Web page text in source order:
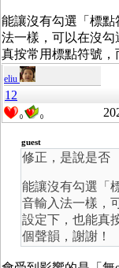
能讓沒有勾選「標
法一樣，可以在沒
真按常用標點符號，
eliu
12
0 0
guest
修正，是說是否
能讓沒有勾選「
音輸入法一樣，
設定下，也能真
個聲韻，謝謝！